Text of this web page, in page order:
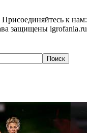
Присоединяйтесь к нам:
защищены igrofania.ru